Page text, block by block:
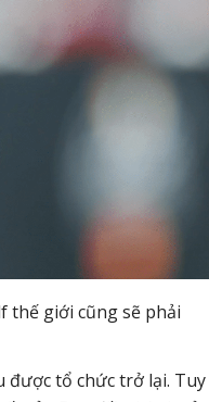
thế giới cũng sẽ phải
được tổ chức trở lại. Tuy